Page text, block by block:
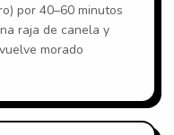
por 40–60 minutos
raja de canela y
morado